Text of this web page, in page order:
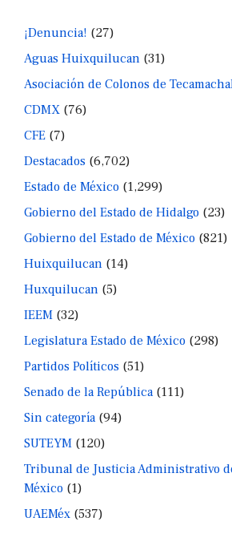
¡Denuncia! (27)
Aguas Huixquilucan (31)
Asociación de Colonos de
CDMX (76)
CFE (7)
Destacados (6,702)
Estado de México (1,299)
Gobierno del Estado de Hidalgo (23)
Gobierno del Estado de México (821)
Huixquilucan (14)
Huxquilucan (5)
IEEM (32)
Legislatura Estado de México (298)
Partidos Políticos (51)
Senado de la República(111)
Sin categoría(94)
SUTEYM (120)
Tribunal de Justicia Administrativo
México (1)
UAEMéx (537)